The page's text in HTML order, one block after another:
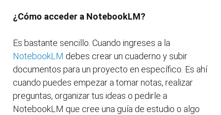
¿Cómo acceder a NotebookLM?
Es bastante sencillo. Cuando ingreses a la
NotebookLM debes crear un cuaderno y subir
documentos para un proyecto en específico. Es ahí
cuando puedes empezar a tomar notas, realizar
preguntas, organizar tus ideas o pedirle a
NotebookLM que cree una guía de estudio o algo